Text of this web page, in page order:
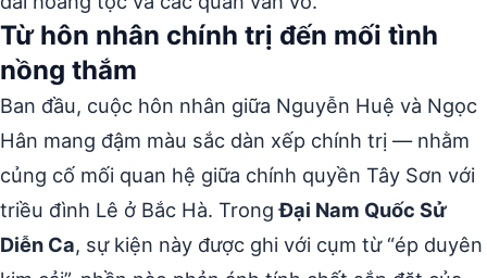
Từ hôn nhân chính trị đến mối tình
nồng thắm
Ban đầu, cuộc hôn nhân giữa Nguyễn Huệ và Ngọc
Hân mang đậm màu sắc dàn xếp chính trị — nhằm
củng cố mối quan hệ giữa chính quyền Tây Sơn với
triều đình Lê ở Bắc Hà. TrongĐại Nam Quốc Sử
Diễn Ca, sự kiện này được ghi với cụm từ “ép duyên